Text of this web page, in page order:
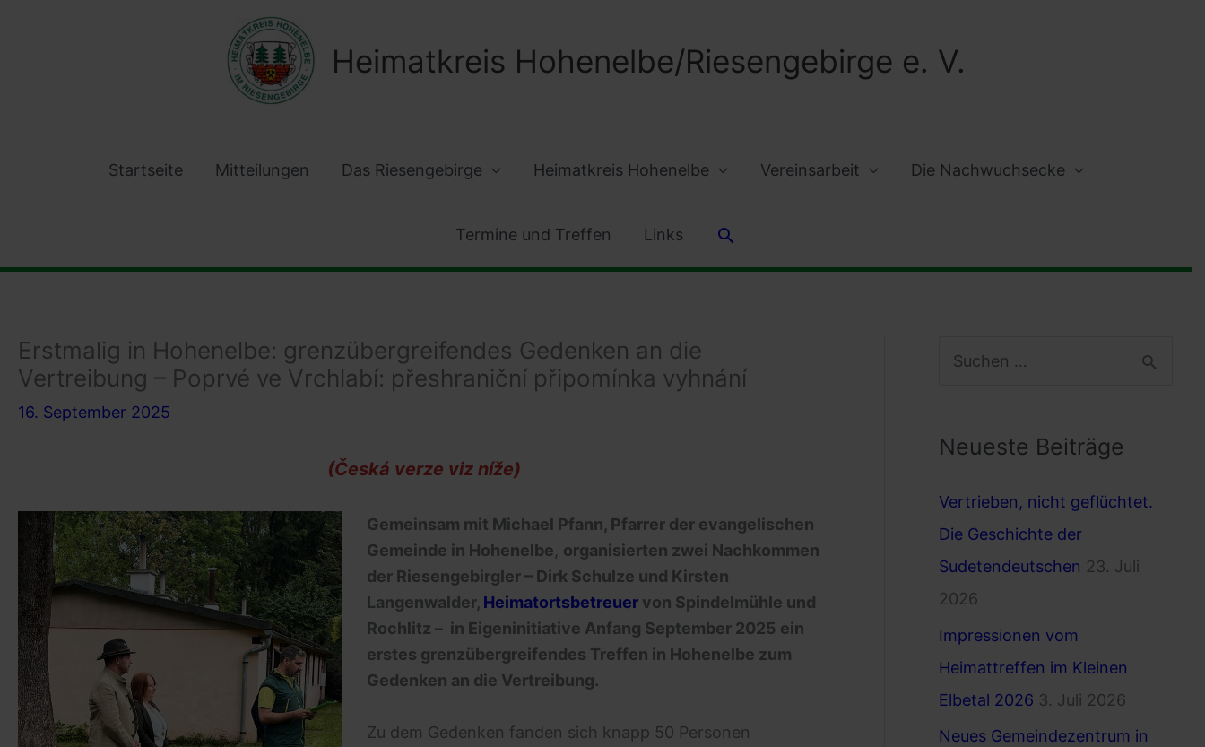
Heimatkreis Hohenelbe/Riesengebirge e. V.
Startseite Mitteilungen Das Riesengebirge Heimatkreis Hohenelbe Vereinsarbeit Die Nachwuchsecke
Termine und Treffen Links Suchen
Erstmalig in Hohenelbe: grenzübergreifendes Gedenken an die
Vertreibung – Poprvé ve Vrchlabí: přeshraniční připomínka vyhnání
16. September 2025
(Česká verze viz níže)
Gemeinsam mit Michael Pfann, Pfarrer der evangelischen
Gemeinde in Hohenelbe, organisierten zwei Nachkommen
der Riesengebirgler – Dirk Schulze und Kirsten
Langenwalder, Heimatortsbetreuer von Spindelmühle und
Rochlitz – in Eigeninitiative Anfang September 2025 ein
erstes grenzübergreifendes Treffen in Hohenelbe zum
Gedenken an die Vertreibung.
Zu dem Gedenken fanden sich knapp 50 Personen
h
n
n
a
c
h
:
Neueste Beiträge
Vertrieben, nicht geflüchtet.
Die Geschichte der
Sudetendeutschen 23. Juli
2026
Impressionen vom
Heimattreffen im Kleinen
Elbetal 2026 3. Juli 2026
Neues Gemeindezentrum in